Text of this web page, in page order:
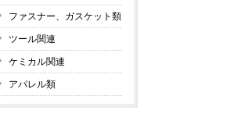
ファスナー、ガスケット類
ツール関連
ケミカル関連
アパレル類